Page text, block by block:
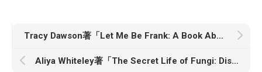
Tracy Dawson著「Let Me Be Frank: A Book About Women Who Dressed Like Men to Do Shit They Weren’t Supposed to Do」
Aliya Whiteley著「The Secret Life of Fungi: Discoveries From a Hidden World」